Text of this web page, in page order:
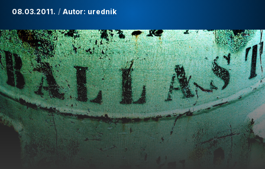
08.03.2011. Autor: urednik